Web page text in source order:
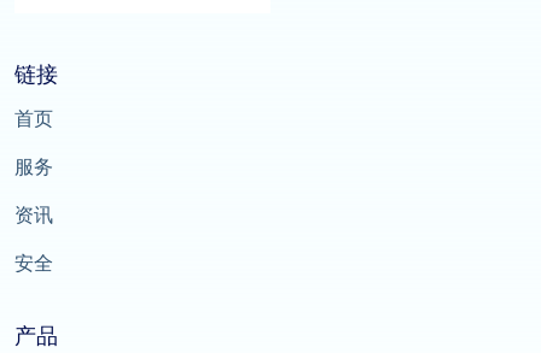
链接
首页
服务
资讯
安全
产品